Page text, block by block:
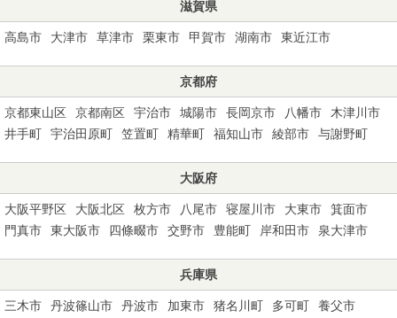
滋賀県
高島市 大津市 草津市 栗東市 甲賀市 湖南市 東近江市
京都府
京都東山区 京都南区 宇治市 城陽市 長岡京市 八幡市
木津川市
井手町
宇治田原町 笠置町 精華町 福知山市 綾部市 与謝野町
大阪府
大阪平野区 大阪北区 枚方市 八尾市 寝屋川市 大東市
箕面市
門真市
東大阪市 四條畷市 交野市 豊能町 岸和田市 泉大津市
兵庫県
三木市 丹波篠山市 丹波市 加東市 猪名川町 多可町
養父市